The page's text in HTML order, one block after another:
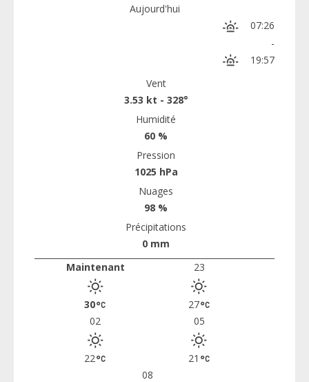
Aujourd'hui
07:26
-
19:57
Vent
3.53 kt - 328°
Humidité
60 %
Pression
1025 hPa
Nuages
98 %
Précipitations
0 mm
Maintenant
30
23
27
02
22
05
21
08